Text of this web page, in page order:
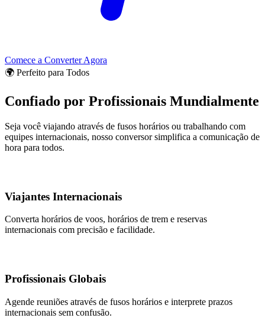
Comece a Converter Agora
🌍 Perfeito para Todos
Confiado por Profissionais Mundialmente
Seja você viajando através de fusos horários ou trabalhando com
equipes internacionais, nosso conversor simplifica a comunicação de
hora para todos.
Viajantes Internacionais
Converta horários de voos, horários de trem e reservas
internacionais com precisão e facilidade.
Profissionais Globais
Agende reuniões através de fusos horários e interprete prazos
internacionais sem confusão.